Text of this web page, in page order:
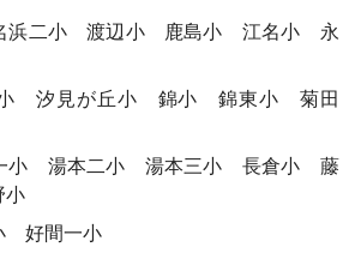
浜二小 渡辺小 鹿島小 江名小 永
汐見が丘小 錦小 錦東小 菊田
小 湯本二小 湯本三小 長倉小 藤
小
好間一小